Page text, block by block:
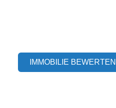
IMMOBILIE BEWERTEN